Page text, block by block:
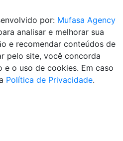
por: Mufasa Agency
analisar e melhorar sua
e recomendar conteúdos de
pelo site, você concorda
o uso de cookies. Em caso
Política de Privacidade.